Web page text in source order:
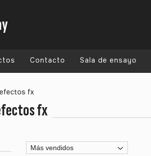
Contacto Sala de ensayo
fx
fx